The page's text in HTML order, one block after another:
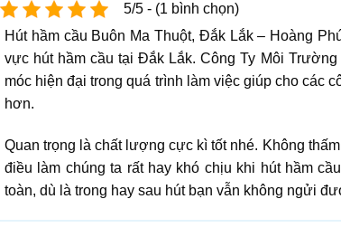
5/5 - (1 bình chọn)
Hút hầm cầu Buôn Ma Thuột, Đắk Lắk – Hoàng
vực hút hầm cầu tại Đắk Lắk. Công Ty Môi
móc hiện đại trong quá trình làm việc giúp cho các
hơn.
Quan trọng là chất lượng cực kì tốt nhé. Không
điều làm chúng ta rất hay khó chịu khi hút hầm
toàn, dù là trong hay sau hút bạn vẫn không ngửi